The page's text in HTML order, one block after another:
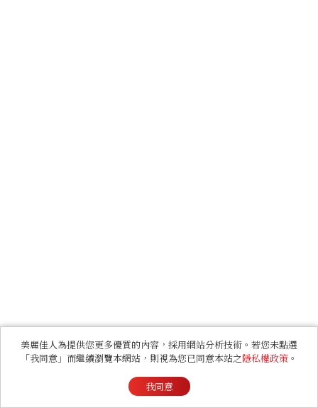
美麗佳人為提供您更多優質的內容，採用網站分析技術。若您未點選
「我同意」而繼續瀏覽本網站，則視為您已同意本站之隱私權政策 。
我同意